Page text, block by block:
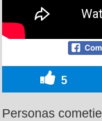
5
Personas